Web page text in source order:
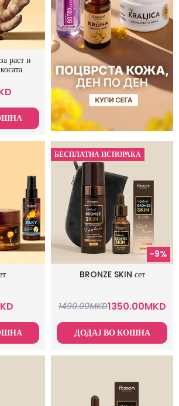
раст и
БЕСПЛАТНА ИСПОРАКА
-9%
BRONZE SKIN сет
1490.00MKD1350.00MKD
ДОДАЈ ВО КОШНА